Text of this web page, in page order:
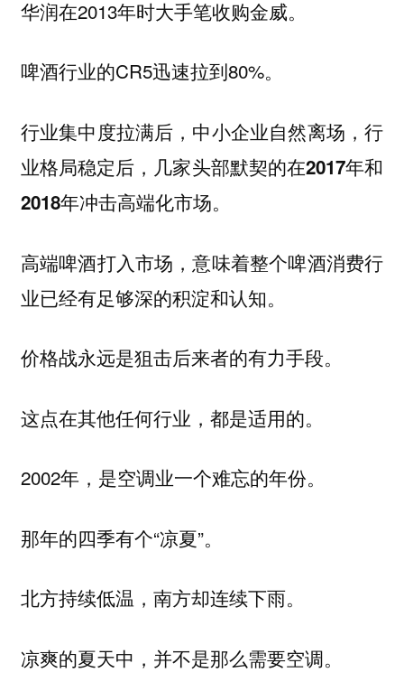
华润在2013年时大手笔收购金威。
啤酒行业的CR5迅速拉到80%。
行业集中度拉满后，中小企业自然离场，行
业格局稳定后，几家头部默契的在2017年和
2018年冲击高端化市场。
高端啤酒打入市场，意味着整个啤酒消费行
业已经有足够深的积淀和认知。
价格战永远是狙击后来者的有力手段。
这点在其他任何行业，都是适用的。
2002年，是空调业一个难忘的年份。
那年的四季有个“凉夏”。
北方持续低温，南方却连续下雨。
凉爽的夏天中，并不是那么需要空调。